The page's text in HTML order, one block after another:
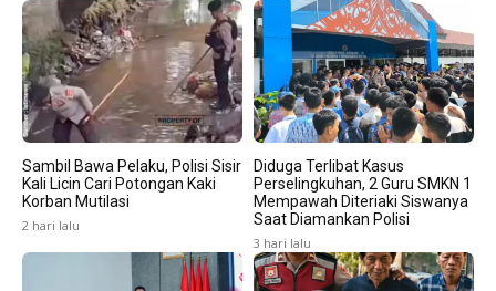
Sambil Bawa Pelaku, Polisi Sisir
Kali Licin Cari Potongan Kaki
Korban Mutilasi
2 hari lalu
Diduga Terlibat Kasus
Perselingkuhan, 2 Guru SMKN 1
Mempawah Diteriaki Siswanya
Saat Diamankan Polisi
3 hari lalu